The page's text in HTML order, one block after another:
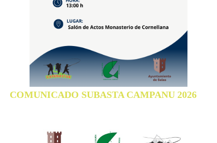
COMUNICADO SUBASTA CAMPANU 2026